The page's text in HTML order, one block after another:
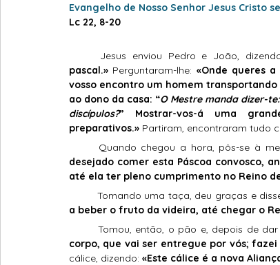
Evangelho de Nosso Senhor Jesus Cristo
Lc 22, 8-20
Jesus enviou Pedro e João,
pascal.» Perguntaram-lhe: «Onde queres a
vosso encontro um homem
ao dono da casa: “O Mestre manda dizer-
discípulos?” Mostrar-vos-á uma
preparativos.» Partiram, encontraram tudo
Quando chegou a hora, pôs-se à
desejado comer esta Páscoa convosco,
até ela ter pleno cumprimento no Reino
Tomando uma taça, deu graças e
a beber o fruto da videira, até chegar o
Tomou, então, o pão e, depois de dar
corpo, que vai ser entregue por vós;
cálice, dizendo: «Este cálice é a nova